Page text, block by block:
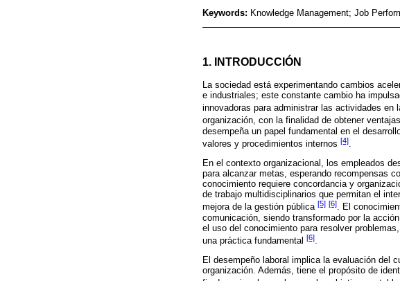
Keywords: Knowledge Management; Job
1. INTRODUCCIÓN
La sociedad está experimentando cambios
e industriales; este constante cambio ha
innovadoras para administrar las actividades en
organización, con la finalidad de obtener
desempeña un papel fundamental en el
valores y procedimientos internos [4].
En el contexto organizacional, los empleados
para alcanzar metas, esperando recompensas
conocimiento requiere concordancia y
de trabajo multidisciplinarios que permitan el
mejora de la gestión pública [5] [6]. El
comunicación, siendo transformado por la
el uso del conocimiento para resolver
una práctica fundamental [6].
El desempeño laboral implica la evaluación del
organización. Además, tiene el propósito de